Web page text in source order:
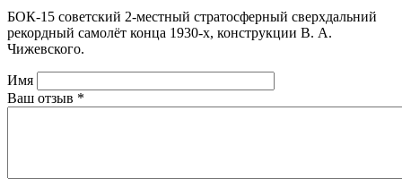
БОК-15 советский 2-местный стратосферный сверхдальний
рекордный самолёт конца 1930-х, конструкции В. А.
Чижевского.
Имя
Ваш отзыв *